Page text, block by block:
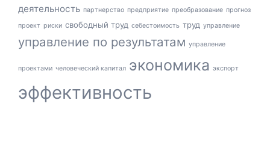
деятельность партнерство предприятие преобразование прогноз
проект риски свободный труд себестоимость труд управление
управление по результатам управление
проектами человеческий капитал экономика экспорт
эффективность